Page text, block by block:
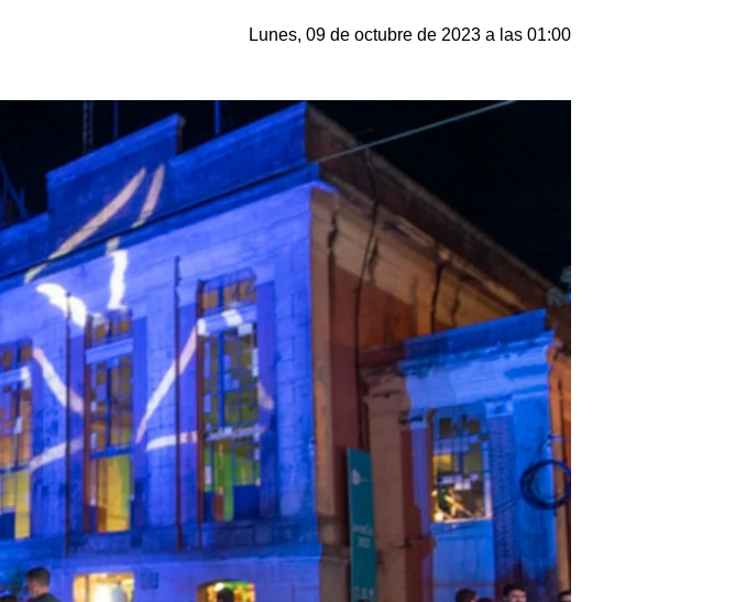
Lunes, 09 de octubre de 2023 a las 01:00